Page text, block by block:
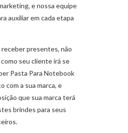
e nossa equipe
auxiliar em cada etapa
receber presentes, não
seu cliente irá se
Pasta Para Notebook
com a sua marca, e
que sua marca terá
brindes para seus